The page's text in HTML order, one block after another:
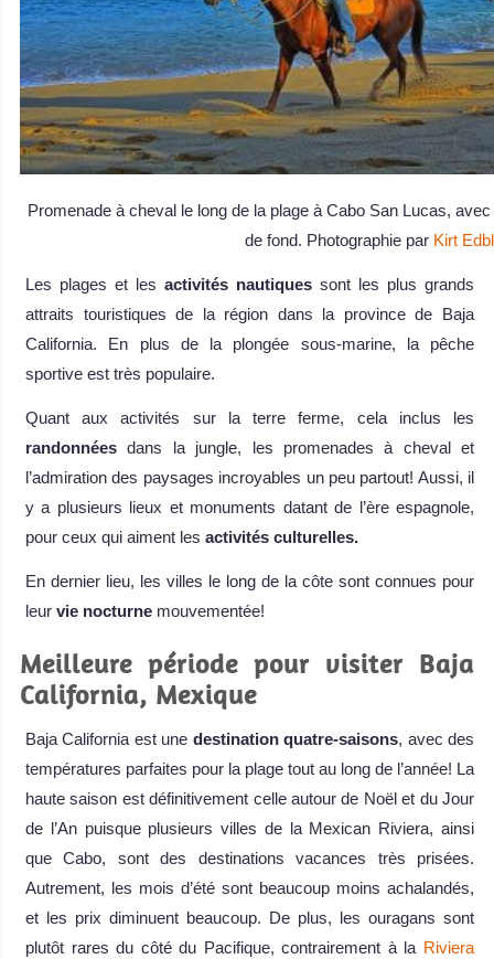
Promenade à cheval le long de la plage à Cabo San Lucas,
de fond. Photographie par Kirt
Les plages et les activités nautiques sont les plus grands
attraits touristiques de la région dans la province de Baja
California. En plus de la plongée sous-marine, la pêche
sportive est très populaire.
Quant aux activités sur la terre ferme, cela inclus les
randonnées dans la jungle, les promenades à cheval et
l’admiration des paysages incroyables un peu partout! Aussi, il
y a plusieurs lieux et monuments datant de l’ère espagnole,
pour ceux qui aiment les activités culturelles.
En dernier lieu, les villes le long de la côte sont connues pour
leur vie nocturne mouvementée!
Meilleure période pour visiter Baja
California, Mexique
Baja California est une destination quatre-saisons, avec des
températures parfaites pour la plage tout au long de l’année! La
haute saison est définitivement celle autour de Noël et du Jour
de l’An puisque plusieurs villes de la Mexican Riviera, ainsi
que Cabo, sont des destinations vacances très prisées.
Autrement, les mois d’été sont beaucoup moins achalandés,
et les prix diminuent beaucoup. De plus, les ouragans sont
plutôt rares du côté du Pacifique, contrairement à la Riviera